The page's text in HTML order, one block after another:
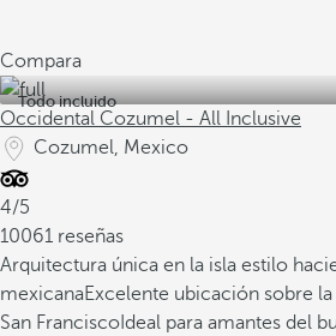
Compara
Todo incluido
Occidental Cozumel - All Inclusive
Cozumel, Mexico
4/5
10061 reseñas
Arquitectura única en la isla estilo
mexicanaExcelente ubicación sobre la
San Francisco Ideal para amantes del